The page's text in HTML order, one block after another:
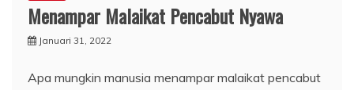
Menampar Malaikat Pencabut Nyawa
Januari 31, 2022
Apa mungkin manusia menampar malaikat pencabut